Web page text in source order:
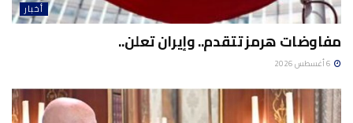
أخبار
مفاوضات هرمز تتقدم.. وإيران تعلن..